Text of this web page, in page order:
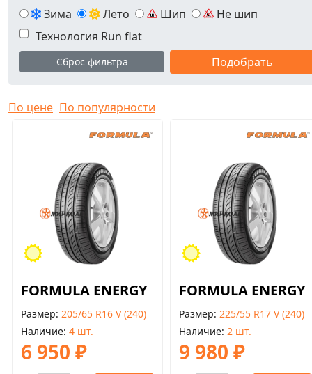
Зима
Лето Шип
Не шип
Технология Run flat
Сброс фильтра
По цене По популярности
FORMULA ENERGY
Размер 205/65 R16 V (240)
Наличие 4 шт.
6 950 ₽
FORMULA ENERGY
Размер 225/55 R17 V (240)
Наличие 2 шт.
9 980 ₽